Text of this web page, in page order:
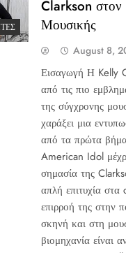
Clarkson
Μουσικής
August 8,
Εισαγωγή Η Kelly
από τις πιο
της σύγχρονης
χαράξει μια
από τα πρώτα
American Idol
σημασία της
απλή επιτυχία
επιρροή της στην
σκηνή και στη
βιομηχανία είναι